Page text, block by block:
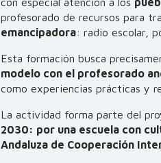
profesorado de recursos para
emancipadora: radio escolar,
Esta formación busca
modelo con el profesorado
como experiencias prácticas y
La actividad forma parte del
2030: por una escuela con
Andaluza de Cooperación